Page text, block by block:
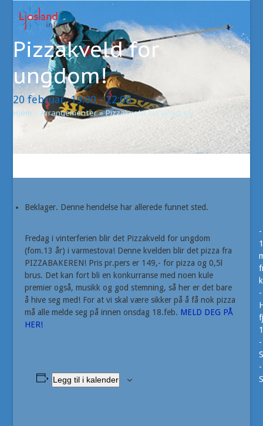
content
Open
mobile
menu
Close
mobile
menu
Pizzakveld for
ungdom!
20 februar, 19:00-22:00
Hjem »Arrangementer»Pizzakveld for ungdom!
Beklager. Denne hendelse har allerede funnet sted.
Fredag i vinterferien blir det Pizzakveld for ungdom
(fom.13 år) i varmestova! Denne kvelden blir det pizza fra
PIZZABAKEREN! Pris pr.pers er 149,- for pizza og 0,5l
brus. Det kan fort bli en konkurranse med noen kule
premier også, musikk og god stemning, så her er det bare
å hive seg med! For at vi skal være sikker på å få nok pizza
må alle melde seg på innen onsdag 18.feb. MELD DEG PÅ
HER!
Legg til i kalender
-
-
-
-